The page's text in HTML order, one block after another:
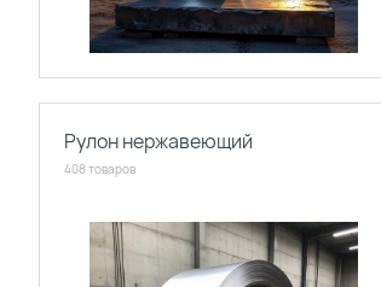
Рулон нержавеющий
408 товаров